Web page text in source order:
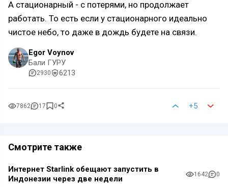
А стационарный - с потерями, но продолжает
работать. То есть если у стационарного идеально
чистое небо, то даже в дождь будете на связи.
Egor Voynov
Бали ГУРУ
2930 6213
7862 17 0 +5
Смотрите также
Интернет Starlink обещают запустить в
Индонезии через две недели
1642 0